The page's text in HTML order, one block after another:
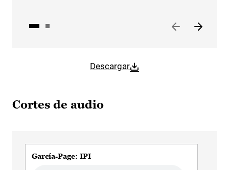
Descargar
Cortes de audio
García-Page: IPI